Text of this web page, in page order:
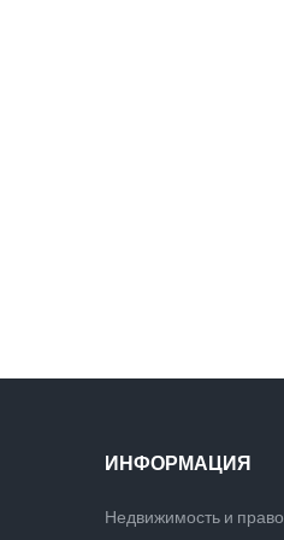
ИНФОРМАЦИЯ
Недвижимость и право